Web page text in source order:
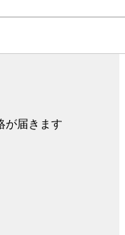
が届きます